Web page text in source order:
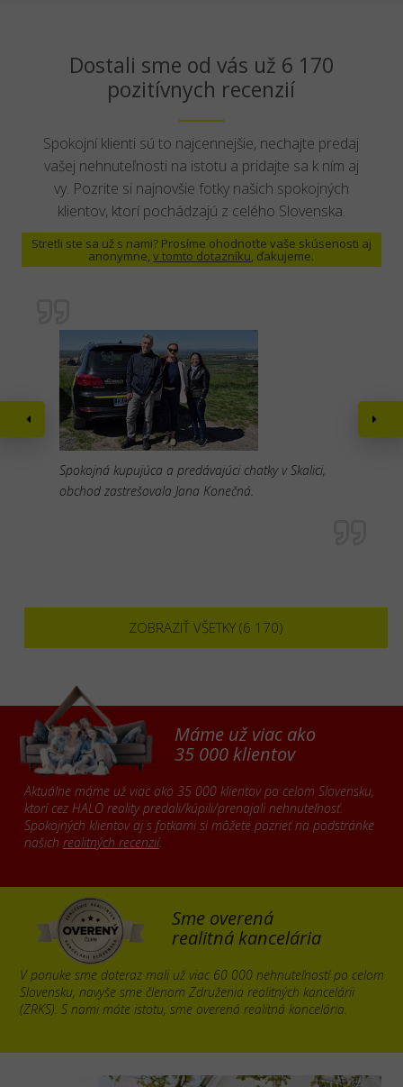
Dostali sme od vás už 6 170
pozitívnych recenzií
Spokojní klienti sú to najcennejšie, nechajte predaj
vašej nehnuteľnosti na istotu a pridajte sa k ním aj
vy. Pozrite si najnovšie fotky našich spokojných
klientov, ktorí pochádzajú z celého Slovenska.
Stretli ste sa už s nami? Prosíme ohodnoťte vaše skúsenosti aj
anonymne,v tomto dotazníku, ďakujeme.
Spokojná kupujúca a predávajúci chatky v Skalici,
obchod zastrešovala Jana Konečná.
ZOBRAZIŤ VŠETKY (6 170)
Máme už viac ako
35 000 klientov
Aktuálne máme už viac ako 35 000 klientov po celom Slovensku,
ktorí cez HALO reality predali/kúpili/prenajali nehnuteľnosť.
Spokojných klientov aj s fotkami si môžete pozrieť na podstránke
našich realitných recenzií.
Sme overená
realitná kancelária
V ponuke sme doteraz mali už viac 60 000 nehnuteľností po celom
Slovensku, navyše sme členom Združenia realitných kancelárii
(ZRKS). S nami máte istotu, sme overená realitná kancelária.